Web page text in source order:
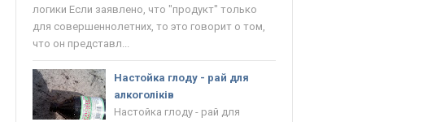
логики Если заявлено, что "продукт" только
для совершеннолетних, то это говорит о том,
что он представл...
Настойка глоду - рай для
алкоголіків
Настойка глоду - рай для